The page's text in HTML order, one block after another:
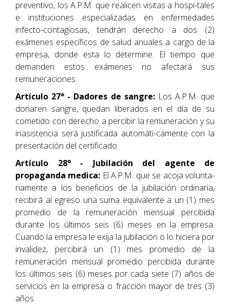
preventivo, los A.P.M. que realicen visitas a hospi-tales
e instituciones especializadas en enfermedades
infecto-contagiosas, tendrán derecho a dos (2)
exámenes específicos de salud anuales a cargo de la
empresa, donde esta lo determine. El tiempo que
demanden estos exámenes no afectará sus
remuneraciones.
Artículo 27° - Dadores de sangre: Los A.P.M. que
donaren sangre, quedan liberados en el día de su
cometido con derecho a percibir la remuneración y su
inasistencia será justificada automáti-camente con la
presentación del certificado.
Artículo 28° - Jubilación del agente de
propaganda medica: El A.P.M. que se acoja volunta-
riamente a los beneficios de la jubilación ordinaria,
recibirá al egreso una suma equivalente a un (1) mes
promedio de la remuneración mensual percibida
durante los últimos seis (6) meses en la empresa.
Cuando la empresa le exija la jubilación o lo hiciera por
invalidez, percibirá un (1) mes promedio de la
remuneración mensual promedio percibida durante
los últimos seis (6) meses por cada siete (7) años de
servicios en la empresa o fracción mayor de tres (3)
años.